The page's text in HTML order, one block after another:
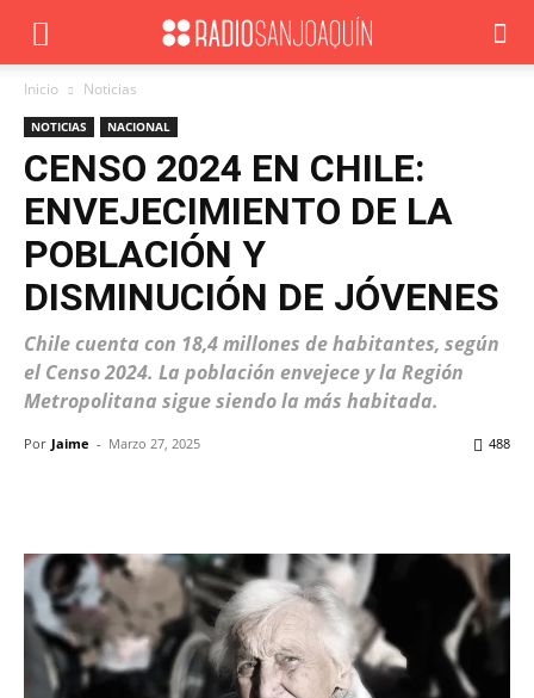
Inicio Noticias
NOTICIAS NACIONAL
CENSO 2024 EN CHILE:
ENVEJECIMIENTO DE LA
POBLACIÓN Y
DISMINUCIÓN DE JÓVENES
Chile cuenta con 18,4 millones de habitantes, según
el Censo 2024. La población envejece y la Región
Metropolitana sigue siendo la más habitada.
Por Jaime - Marzo 27, 2025 488